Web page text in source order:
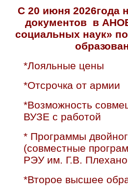
С 20 июня 2026года
документов в
социальных наук»
*Лояльные цены
*Отсрочка от армии
*Возможность
ВУЗЕ с работой
* Программы
(совместные
РЭУ им. Г.В.
*Второе высшее